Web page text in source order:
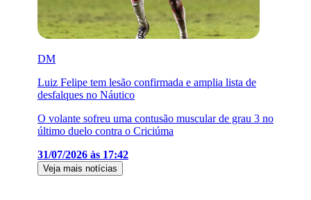
DM
Luiz Felipe tem lesão confirmada e amplia lista de
desfalques no Náutico
O volante sofreu uma contusão muscular de grau 3 no
último duelo contra o Criciúma
31/07/2026 às 17:42
Veja mais notícias